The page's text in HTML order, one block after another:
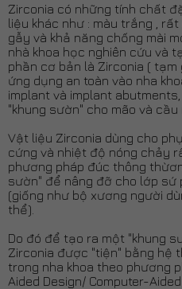
Zirconia có những tính chất
liệu khác như : màu trắng ,
gẫy và khả năng chống mài
nhà khoa học nghiên cứu và
phần cơ bản là Zirconia (
ứng dụng an toàn vào nha
implant và implant
"khung sườn" cho mão và cầu
Vật liệu Zirconia dùng cho
cứng và nhiệt độ nóng chảy
phương pháp đúc thông
sườn" để nâng đỡ cho lớp sứ
(giống như bộ xương người
thể).
Do đó để tạo ra một "khung
Zirconia được "tiện" bằng hệ
trong nha khoa theo phương
Aided Design/ Computer-